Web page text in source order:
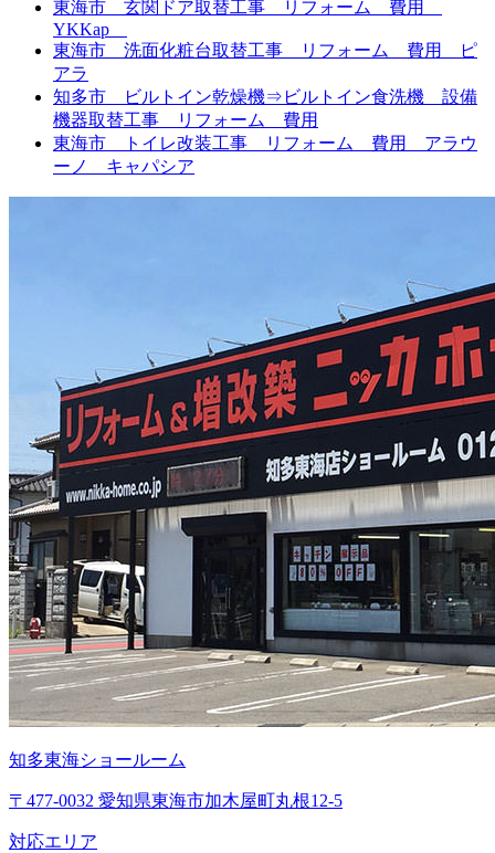
東海市 玄関ドア取替工事 リフォーム 費用
YKKap
東海市 洗面化粧台取替工事 リフォーム 費用 ピ
アラ
知多市 ビルトイン乾燥機⇒ビルトイン食洗機 設備
機器取替工事 リフォーム 費用
東海市 トイレ改装工事 リフォーム 費用 アラウ
ーノ キャパシア
知多東海ショールーム
〒477-0032 愛知県東海市加木屋町丸根12-5
対応エリア